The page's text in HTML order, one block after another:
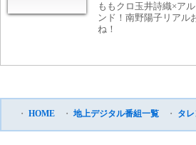
ももクロ玉井詩織×ア
ンド！南野陽子リアル
ね！
・ HOME ・ 地上デジタル番組一覧 ・ タ